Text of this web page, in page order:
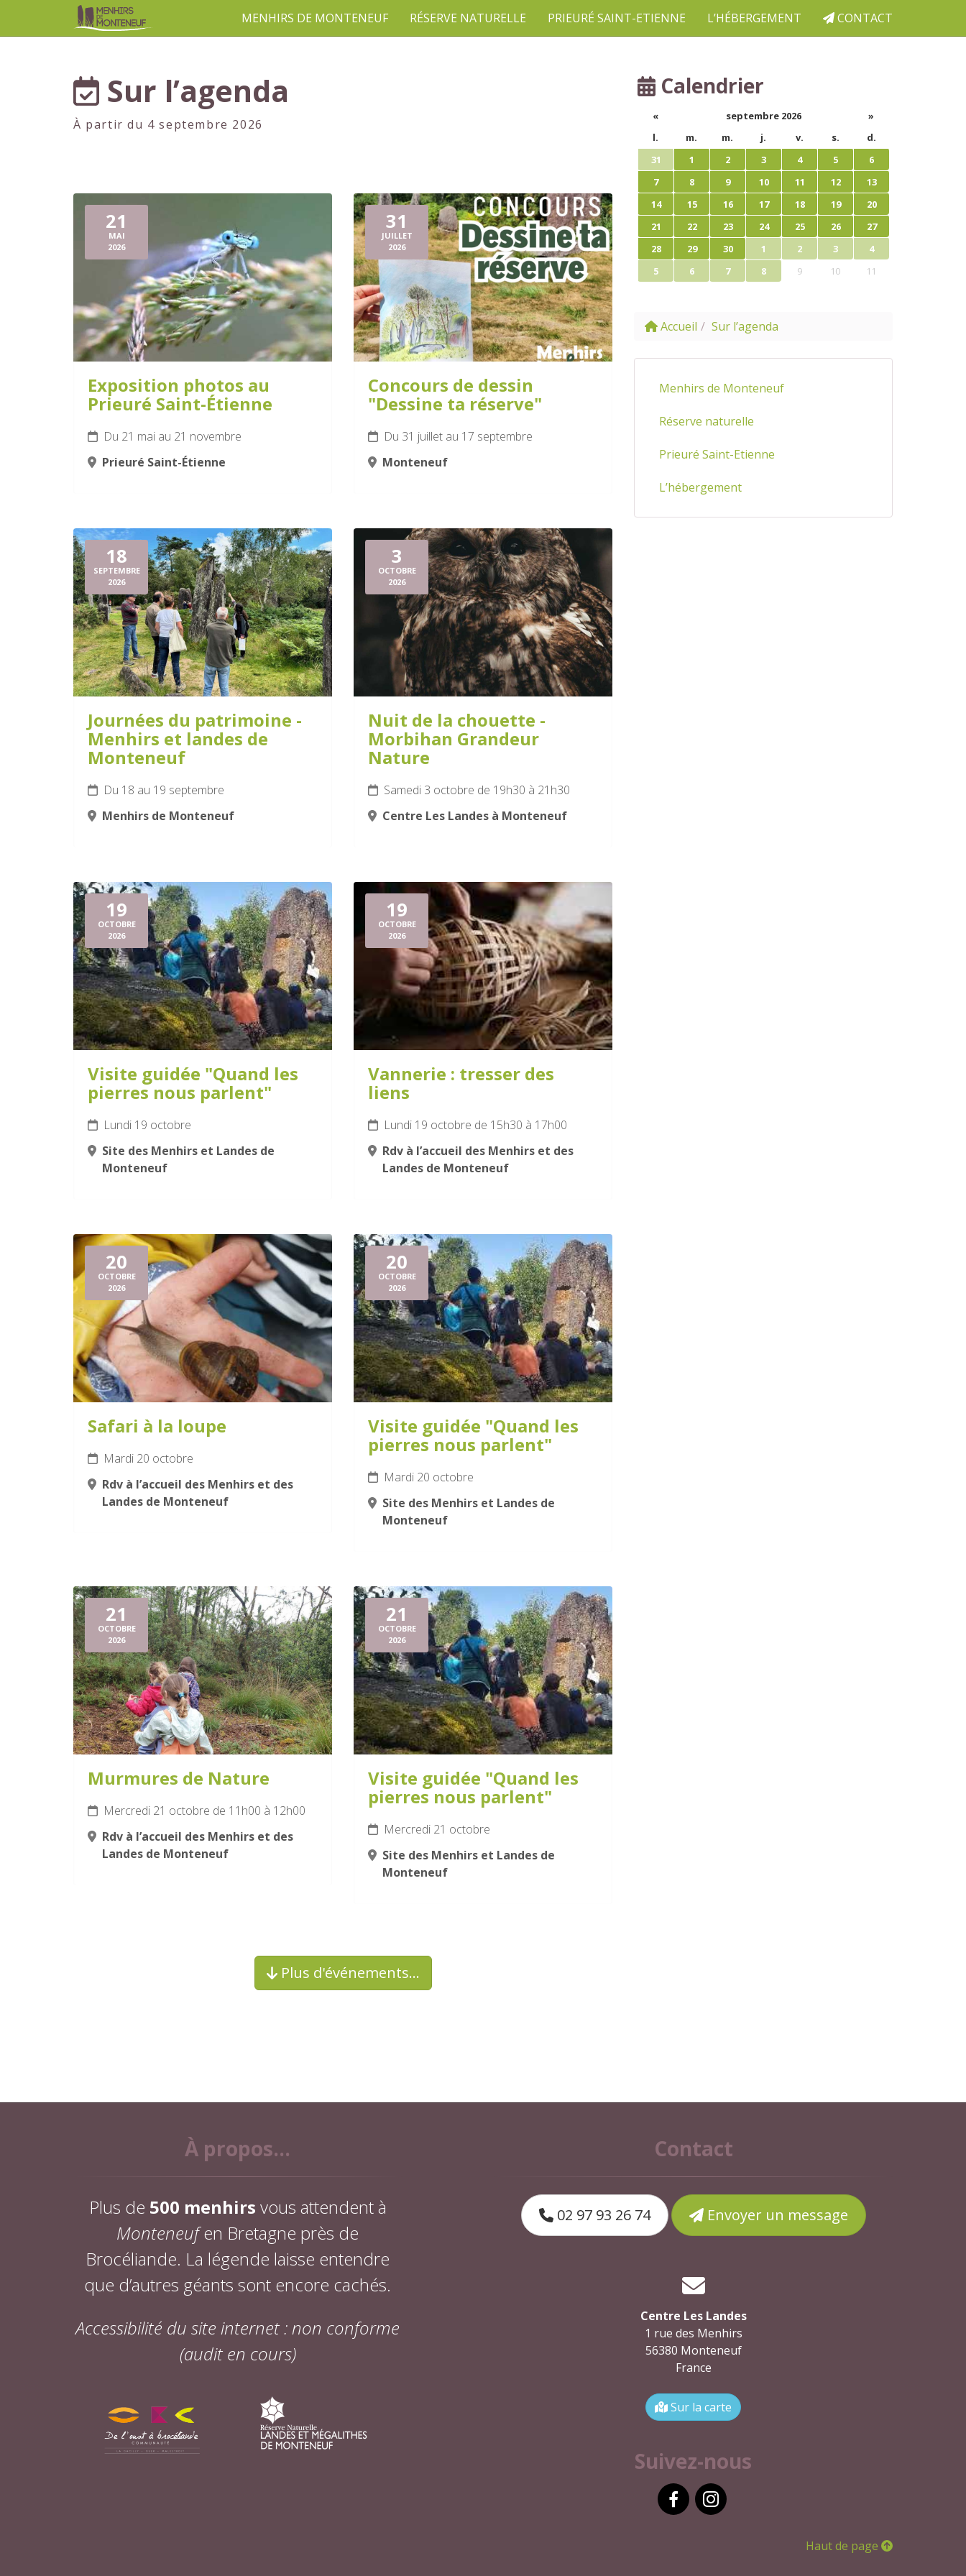
MENHIRS DE MONTENEUF RÉSERVE NATURELLE PRIEURÉ SAINT-ETIENNE L’HÉBERGEMENT CONTACT
Sur l’agenda
À partir du 4 septembre 2026
21
MAI
2026
Exposition photos au
Prieuré Saint-Étienne
Du 21 mai au 21 novembre
Prieuré Saint-Étienne
31
JUILLET
2026
Concours de dessin
"Dessine ta réserve"
Du 31 juillet au 17 septembre
Monteneuf
18
SEPTEMBRE
2026
Journées du patrimoine -
Menhirs et landes de
Monteneuf
Du 18 au 19 septembre
Menhirs de Monteneuf
3
OCTOBRE
2026
Nuit de la chouette -
Morbihan Grandeur
Nature
Samedi 3 octobre de 19h30 à 21h30
Centre Les Landes à Monteneuf
19
OCTOBRE
2026
Visite guidée "Quand les
pierres nous parlent"
Lundi 19 octobre
Site des Menhirs et Landes de
Monteneuf
19
OCTOBRE
2026
Vannerie : tresser des
liens
Lundi 19 octobre de 15h30 à 17h00
Rdv à l’accueil des Menhirs et des
Landes de Monteneuf
20
OCTOBRE
2026
Safari à la loupe
Mardi 20 octobre
Rdv à l’accueil des Menhirs et des
Landes de Monteneuf
20
OCTOBRE
2026
Visite guidée "Quand les
pierres nous parlent"
Mardi 20 octobre
Site des Menhirs et Landes de
Monteneuf
21
OCTOBRE
2026
Murmures de Nature
Mercredi 21 octobre de 11h00 à 12h00
Rdv à l’accueil des Menhirs et des
Landes de Monteneuf
21
OCTOBRE
2026
Visite guidée "Quand les
pierres nous parlent"
Mercredi 21 octobre
Site des Menhirs et Landes de
Monteneuf
Plus d'événements…
Calendrier
« septembre 2026
»
l.
m. m. j. v. s.
d.
31
1 2 3 4 5
6
7
8 9 10 11 12
13
14
15 16 17 18 19
20
21
22 23 24 25 26
27
28
29 30 1 2 3
4
5
6 7 8 9 10 11
Accueil Sur l’agenda
Menhirs de Monteneuf
Réserve naturelle
Prieuré Saint-Etienne
L’hébergement
À propos...
Plus de 500 menhirs vous attendent à
Monteneufen Bretagne près de
Brocéliande. La légende laisse entendre
que d’autres géants sont encore cachés.
Accessibilité du site internet : non conforme
(audit en cours)
Contact
02 97 93 26 74 Envoyer un message
Centre Les Landes
1 rue des Menhirs
56380 Monteneuf
France
Sur la carte
Suivez-nous
Haut de page